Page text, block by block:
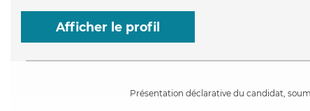
Afficher le profil
Présentation déclarative du candidat,